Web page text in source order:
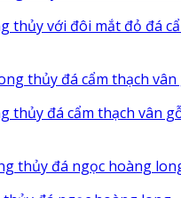
thủy với đôi mắt đỏ đá
thủy đá cẩm thạch vân